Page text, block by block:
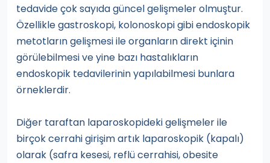
tedavide çok sayıda güncel gelişmeler olmuştur.
Özellikle gastroskopi, kolonoskopi gibi endoskopik
metotların gelişmesi ile organların direkt içinin
görülebilmesi ve yine bazı hastalıkların
endoskopik tedavilerinin yapılabilmesi bunlara
örneklerdir.
Diğer taraftan laparoskopideki gelişmeler ile
birçok cerrahi girişim artık laparoskopik (kapalı)
olarak (safra kesesi, reflü cerrahisi, obesite